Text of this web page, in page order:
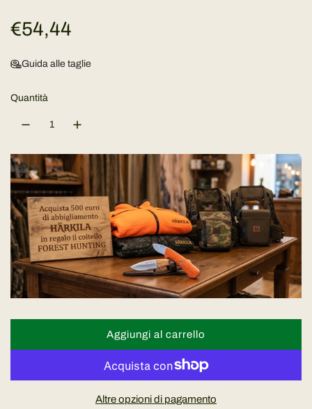
P
r
e
z
o
n
o
r
m
€54,44
Guida alle taglie
Quantità
Aggiungi al carrello
c
Altre opzioni di pagamento